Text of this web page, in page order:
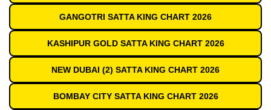
GANGOTRI SATTA KING CHART 2026
KASHIPUR GOLD SATTA KING CHART 2026
NEW DUBAI (2) SATTA KING CHART 2026
BOMBAY CITY SATTA KING CHART 2026